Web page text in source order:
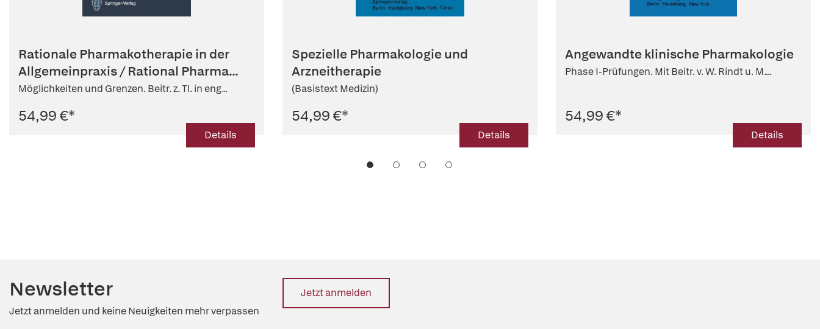
Rationale Pharmakotherapie in der
Allgemeinpraxis / Rational Pharma...
Möglichkeiten und Grenzen. Beitr. z. Tl. in eng...
54,99 €*
Details
Spezielle Pharmakologie und
Arzneitherapie
(Basistext Medizin)
54,99 €*
Details
Angewandte klinische Pharmakologie
Phase I-Prüfungen. Mit Beitr. v. W. Rindt u. M....
54,99 €*
Details
Newsletter
Jetzt anmelden und keine Neuigkeiten mehr verpassen
Jetzt anmelden